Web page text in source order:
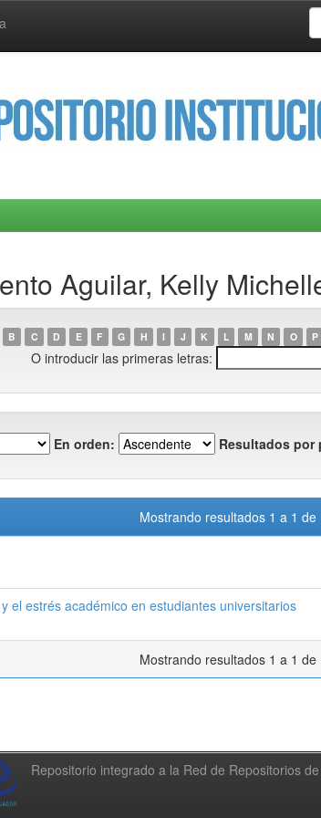
Aguilar, Kelly
B C D E F G H I J K L M N O P
O introducir las primeras letras:
En orden: Resultados por
Mostrando resultados 1 a 1 de
el estrés académico en estudiantes universitarios
Mostrando resultados 1 a 1 de
Repositorio integrado a la Red de Repositorios